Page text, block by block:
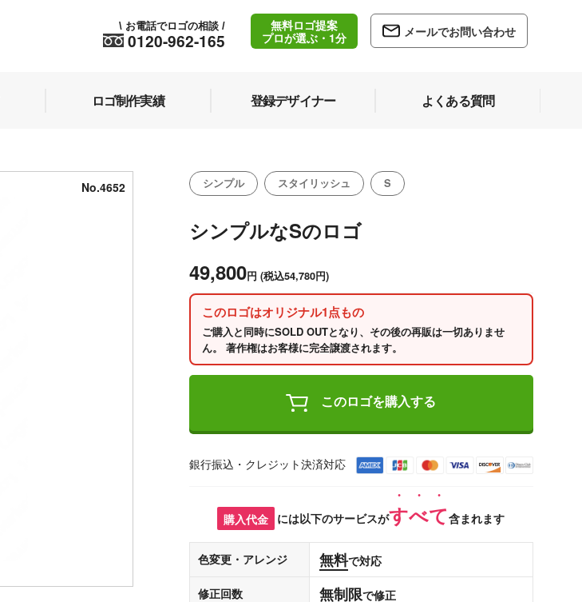
0120-962-165
\ お電話でロゴの相談 /
無料ロゴ提案
プロが選ぶ・1分
メールでお問い合わせ
ロゴ制作実績 登録デザイナー よくある質問
No.4652 シンプル スタイリッシュ S
シンプルなSのロゴ
49,800円 (税込54,780円)
このロゴはオリジナル1点もの
ご購入と同時にSOLD OUTとなり、その後の再販は一切ありませ
ん。 著作権はお客様に完全譲渡されます。
このロゴを購入する
銀行振込・クレジット決済対応
購入代金 には以下のサービスがすべて含まれます
色変更・アレンジ 無料で対応
修正回数 無制限で修正